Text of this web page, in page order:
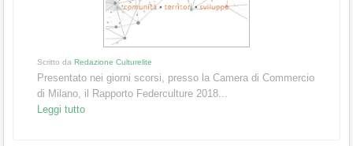
Scritto da Redazione Culturelite
Presentato nei giorni scorsi, presso la Camera di Commercio
di Milano, il Rapporto Federculture 2018...
Leggi tutto